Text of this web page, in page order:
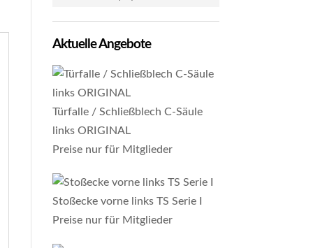
Aktuelle Angebote
Türfalle / Schließblech C-Säule
links ORIGINAL
Preise nur für Mitglieder
Stoßecke vorne links TS Serie I
Preise nur für Mitglieder